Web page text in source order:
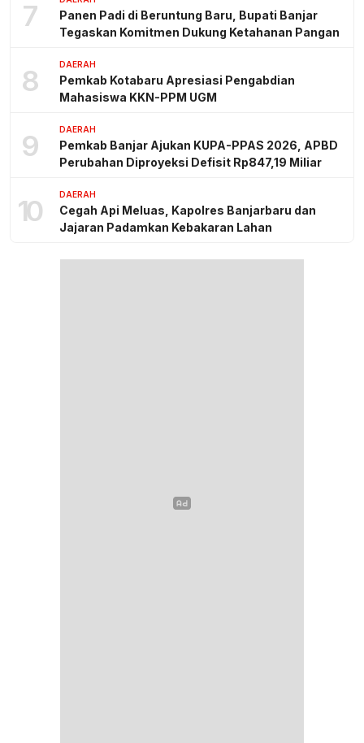
7
Panen Padi di Beruntung Baru, Bupati Banjar
Tegaskan Komitmen Dukung Ketahanan Pangan
8 DAERAH
Pemkab Kotabaru Apresiasi Pengabdian
Mahasiswa KKN-PPM UGM
9 DAERAH
Pemkab Banjar Ajukan KUPA-PPAS 2026, APBD
Perubahan Diproyeksi Defisit Rp847,19 Miliar
10 DAERAH
Cegah Api Meluas, Kapolres Banjarbaru dan
Jajaran Padamkan Kebakaran Lahan